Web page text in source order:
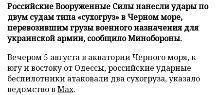
Российские Вооруженные Силы нанесли удары по
двум судам типа «сухогруз» в Черном море,
перевозившим грузы военного назначения для
украинской армии, сообщило Минобороны.
Вечером 5 августа в акватории Черного моря, к
югу и востоку от Одессы, российские ударные
беспилотники атаковали два сухогруза, указало
ведомство в Max.